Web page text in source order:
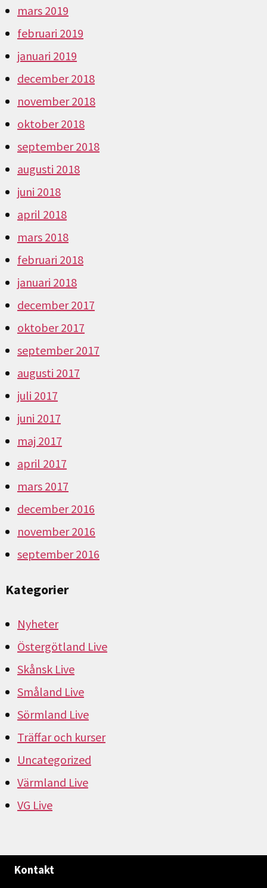
mars 2019
februari 2019
januari 2019
december 2018
november 2018
oktober 2018
september 2018
augusti 2018
juni 2018
april 2018
mars 2018
februari 2018
januari 2018
december 2017
oktober 2017
september 2017
augusti 2017
juli 2017
juni 2017
maj 2017
april 2017
mars 2017
december 2016
november 2016
september 2016
Kategorier
Nyheter
Östergötland Live
Skånsk Live
Småland Live
Sörmland Live
Träffar och kurser
Uncategorized
Värmland Live
VG Live
Kontakt